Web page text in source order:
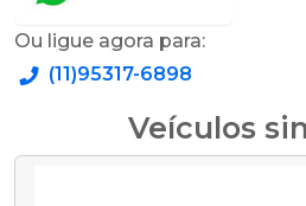
Ou ligue agora para:
(11)95317-6898
Veículos